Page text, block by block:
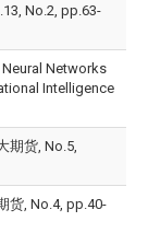
No.2, pp.63-
Networks
Intelligence
期货, No.5,
货, No.4, pp.40-